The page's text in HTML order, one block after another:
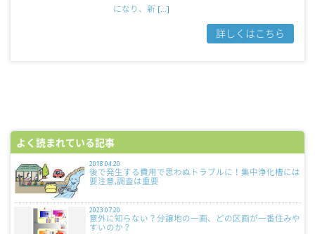
になり、新 […]
詳しくはこちら
よく読まれている記事
2018.04.20
後で発生する費用で思わぬトラブルに！集中浄化槽には
要注意,調査は重要
2023.07.20
意外に知らない？分譲地の一画、どの区画が一番住みや
すいのか？